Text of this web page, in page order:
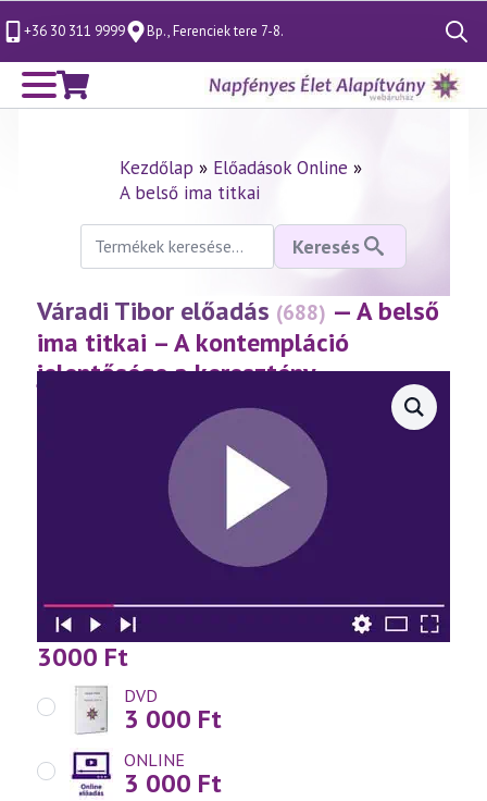
+36 30 311 9999 Bp., Ferenciek tere 7-8.
Search
for:
Kezdőlap » Előadások Online »
A belső ima titkai
Keresés
következőre:
Keresés
Váradi Tibor előadás (688) — A belső
ima titkai – A kontempláció
jelentősége a keresztény
hagyományban 1. rész
(2014.12.12.)
3000 Ft
DVD
3 000 Ft
ONLINE
3 000 Ft